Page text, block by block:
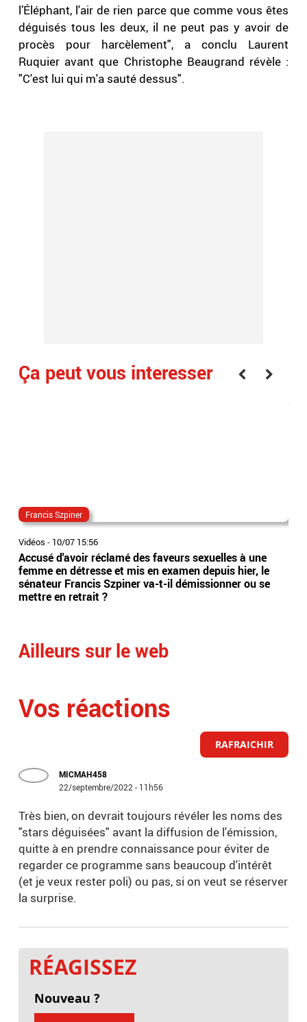
l’Éléphant, l'air de rien parce que comme vous êtes
déguisés tous les deux, il ne peut pas y avoir de
procès pour harcèlement", a conclu Laurent
Ruquier avant que Christophe Beaugrand révèle :
"C'est lui qui m'a sauté dessus".
Ça peut vous interesser
Francis Szpiner
Vidéos - 10/07 15:56
Accusé d'avoir réclamé des faveurs sexuelles à une
femme en détresse et mis en examen depuis hier, le
sénateur Francis Szpiner va-t-il démissionner ou se
mettre en retrait ?
Ailleurs sur le web
Vos réactions
RAFRAICHIR
MICMAH458
22/septembre/2022 - 11h56
Très bien, on devrait toujours révéler les noms des
"stars déguisées" avant la diffusion de l'émission,
quitte à en prendre connaissance pour éviter de
regarder ce programme sans beaucoup d'intérêt
(et je veux rester poli) ou pas, si on veut se réserver
la surprise.
RÉAGISSEZ
Nouveau ?